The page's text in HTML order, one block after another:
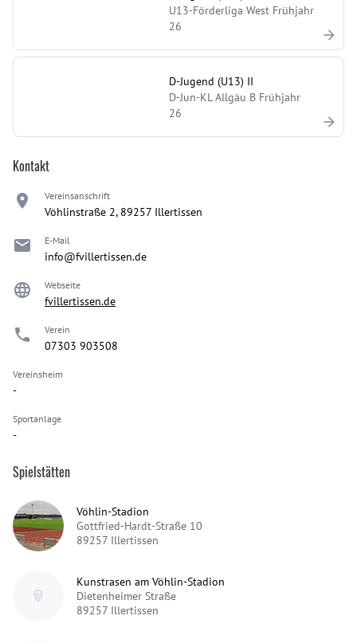
U13-Förderliga West Frühjahr
26
D-Jugend (U13) II
D-Jun-KL Allgäu B Frühjahr
26
Kontakt
Vereinsanschrift
Vöhlinstraße 2, 89257 Illertissen
E-Mail
info@fvillertissen.de
Webseite
fvillertissen.de
Verein
07303 903508
Vereinsheim
-
Sportanlage
-
Spielstätten
Vöhlin-Stadion
Gottfried-Hardt-Straße 10
89257 Illertissen
Kunstrasen am Vöhlin-Stadion
Dietenheimer Straße
89257 Illertissen